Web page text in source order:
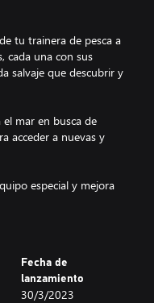
tu trainera de pesca a
cada una con sus
salvaje que descubrir y
mar en busca de
acceder a nuevas y
especial y mejora
zona, mejorar tu barco
Fecha de
lanzamiento
30/3/2023